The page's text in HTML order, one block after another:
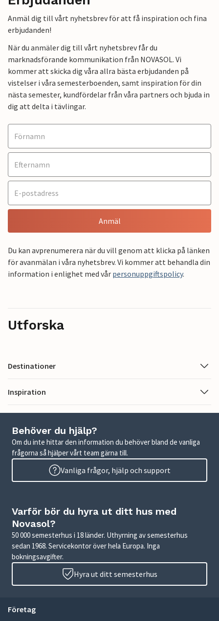
Anmäl dig till vårt nyhetsbrev för att få inspiration och fina
erbjudanden!
När du anmäler dig till vårt nyhetsbrev får du
marknadsförande kommunikation från NOVASOL. Vi
kommer att skicka dig våra allra bästa erbjudanden på
vistelser i våra semesterboenden, samt inspiration för din
nästa semester, kundfördelar från våra partners och bjuda in
dig att delta i tävlingar.
Anmäl
Du kan avprenumerera när du vill genom att klicka på länken
för avanmälan i våra nyhetsbrev. Vi kommer att behandla din
information i enlighet med vår personuppgiftspolicy.
Utforska
Destinationer
Inspiration
Behöver du hjälp?
Om du inte hittar den information du behöver bland de vanliga
frågorna så hjälper vårt team gärna till.
Vanliga frågor, hjälp och support
Varför bör du hyra ut ditt hus med
Novasol?
50 000 semesterhus i 18 länder. Uthyrning av semesterhus
sedan 1968. Servicekontor över hela Europa. Inga
bokningsavgifter.
Hyra ut ditt semesterhus
Företag